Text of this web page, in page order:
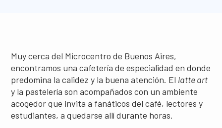
Muy cerca del Microcentro de Buenos Aires,
encontramos una cafetería de especialidad en donde
predomina la calidez y la buena atención. El latte art
y la pastelería son acompañados con un ambiente
acogedor que invita a fanáticos del café, lectores y
estudiantes, a quedarse allí durante horas.